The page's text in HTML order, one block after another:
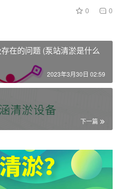
0 0
在的问题 (泵站清淤是什么
2023年3月30日 02:59
下一篇